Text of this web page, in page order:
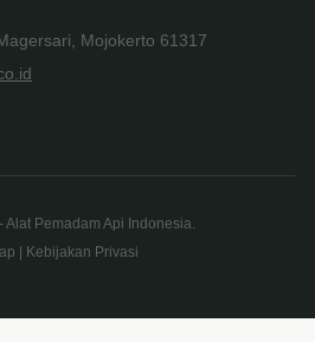
Mojokerto 61317
Alat Pemadam Api Indonesia.
| Kebijakan Privasi